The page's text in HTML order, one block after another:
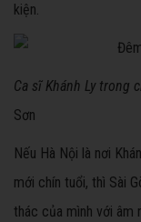
kiện.
Ca sĩ Khánh Ly trong
Sơn
Nếu Hà Nội là nơi
mới chín tuổi, thì Sài
thác của mình với âm